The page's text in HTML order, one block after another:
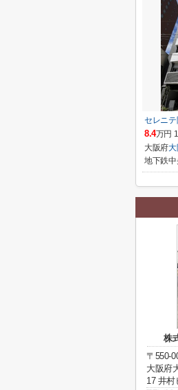
セレニテ
8.4万円
大阪府大
地下鉄
株
〒550-
大阪府
17 井村